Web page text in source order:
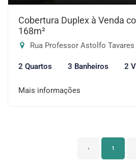
Cobertura Duplex à Venda
168m²
Rua Professor Astolfo Tavares Pais -
2 Quartos 3 Banheiros 2
Mais informações
‹ 1